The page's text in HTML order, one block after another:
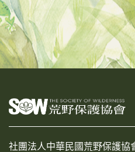
社團法人中華民國荒野保護協